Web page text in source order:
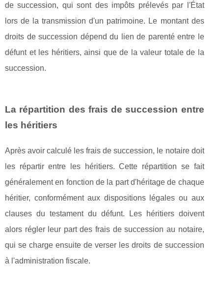
de succession, qui sont des impôts prélevés par l'État
lors de la transmission d'un patrimoine. Le montant des
droits de succession dépend du lien de parenté entre le
défunt et les héritiers, ainsi que de la valeur totale de la
succession.
La répartition des frais de succession entre
les héritiers
Après avoir calculé les frais de succession, le notaire doit
les répartir entre les héritiers. Cette répartition se fait
généralement en fonction de la part d'héritage de chaque
héritier, conformément aux dispositions légales ou aux
clauses du testament du défunt. Les héritiers doivent
alors régler leur part des frais de succession au notaire,
qui se charge ensuite de verser les droits de succession
à l'administration fiscale.